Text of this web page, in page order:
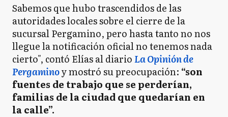
Sabemos que hubo trascendidos de las
autoridades locales sobre el cierre de la
sucursal Pergamino, pero hasta tanto no nos
llegue la notificación oficial no tenemos nada
cierto", contó Elías al diarioLa Opinión de
Pergaminoy mostró su preocupación: “son
fuentes de trabajo que se perderían,
familias de la ciudad que quedarían en
la calle”.